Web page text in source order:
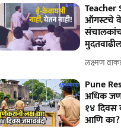
Teacher
ऑगस्टचे
लक्ष्मण
Pune
अधिक
१४
आणि का?